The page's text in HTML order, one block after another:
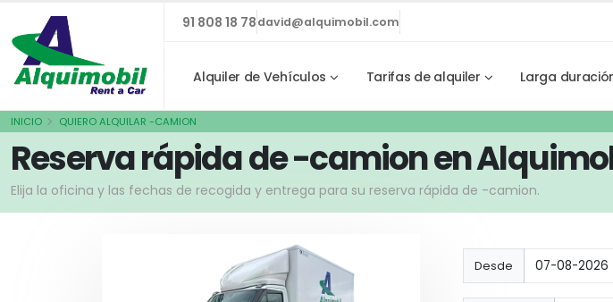
91 808 18 78david@alquimobil.com
Alquiler de Vehículos Tarifas de alquiler Larga
INICIO QUIERO ALQUILAR -CAMION
Reserva rápida de -camion en
Elija la oficina y las fechas de recogida y entrega para su reserva rápida de -camion.
Desde